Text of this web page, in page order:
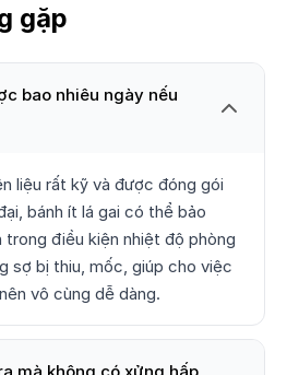
gặp
bao nhiêu ngày nếu
liệu rất kỹ và được đóng gói
bánh ít lá gai có thể bảo
trong điều kiện nhiệt độ phòng
sợ bị thiu, mốc, giúp cho việc
vô cùng dễ dàng.
mà không có xửng hấp